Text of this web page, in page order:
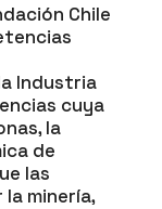
Chile
Industria
cuya
la
de
las
minería,